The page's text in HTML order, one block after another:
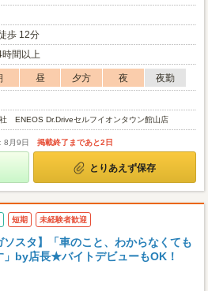
歩 12分
間以上
昼 夕方 夜
夜勤
ENEOS Dr.Driveセルフイオンタウン館山店
8月9日 掲載終了まであと2日
とりあえず保存
短期 未経験者歓迎
ソスタ】「車のこと、わからなくても
」by店長★バイトデビューもOK！